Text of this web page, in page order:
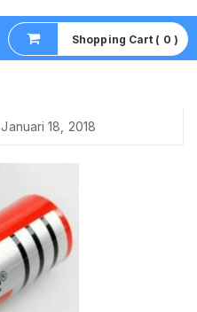
Shopping Cart ( 0 )
Januari 18, 2018